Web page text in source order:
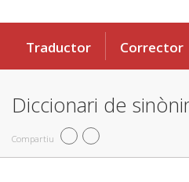
Traductor Corrector
Diccionari de
Compartiu